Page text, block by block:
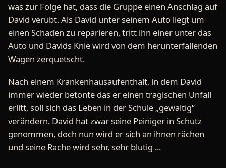
was zur Folge hat, dass die Gruppe einen Anschlag auf
David verübt. Als David unter seinem Auto liegt um
einen Schaden zu reparieren, tritt ihn einer unter das
Auto und Davids Knie wird von dem herunterfallenden
Wagen zerquetscht.
Nach einem Krankenhausaufenthalt, in dem David
immer wieder betonte das er einen tragischen Unfall
erlitt, soll sich das Leben in der Schule „gewaltig“
verändern. David hat zwar seine Peiniger in Schutz
genommen, doch nun wird er sich an ihnen rächen
und seine Rache wird sehr, sehr blutig ...